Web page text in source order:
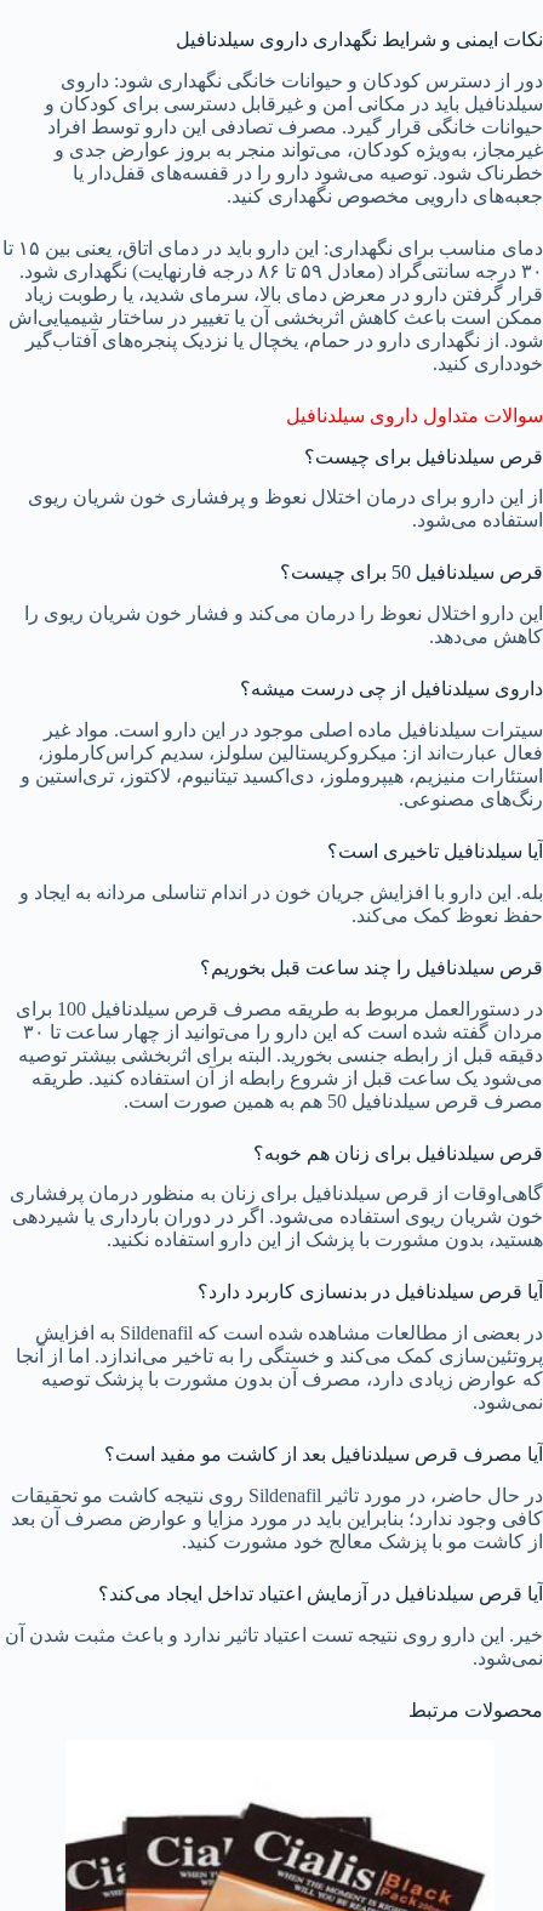
نکات ایمنی و شرایط نگهداری داروی سیلدنافیل
دور از دسترس کودکان و حیوانات خانگی نگهداری شود: داروی
سیلدنافیل باید در مکانی امن و غیرقابل دسترسی برای کودکان و
حیوانات خانگی قرار گیرد. مصرف تصادفی این دارو توسط افراد
غیرمجاز، به‌ویژه کودکان، می‌تواند منجر به بروز عوارض جدی و
خطرناک شود. توصیه می‌شود دارو را در قفسه‌های قفل‌دار یا
جعبه‌های دارویی مخصوص نگهداری کنید.
دمای مناسب برای نگهداری: این دارو باید در دمای اتاق، یعنی بین ۱۵ تا
۳۰ درجه سانتی‌گراد (معادل ۵۹ تا ۸۶ درجه فارنهایت) نگهداری شود.
قرار گرفتن دارو در معرض دمای بالا، سرمای شدید، یا رطوبت زیاد
ممکن است باعث کاهش اثربخشی آن یا تغییر در ساختار شیمیایی‌اش
شود. از نگهداری دارو در حمام، یخچال یا نزدیک پنجره‌های آفتاب‌گیر
خودداری کنید.
سوالات متداول داروی سیلدنافیل
قرص سیلدنافیل برای چیست؟
از این دارو برای درمان اختلال نعوظ و پرفشاری خون شریان ریوی
استفاده می‌شود.
قرص سیلدنافیل 50 برای چیست؟
این دارو اختلال نعوظ را درمان می‌کند و فشار خون شریان ریوی را
کاهش می‌دهد.
داروی سیلدنافیل از چی درست میشه؟
سیترات سیلدنافیل ماده اصلی موجود در این دارو است. مواد غیر
فعال عبارت‌اند از: میکروکریستالین سلولز، سدیم کراس‌کارملوز،
استئارات منیزیم، هیپروملوز، دی‌اکسید تیتانیوم، لاکتوز، تری‌استین و
رنگ‌های مصنوعی.
آیا سیلدنافیل تاخیری است؟
بله. این دارو با افزایش جریان خون در اندام تناسلی مردانه به ایجاد و
حفظ نعوظ کمک می‌کند.
قرص سیلدنافیل را چند ساعت قبل بخوریم؟
در دستورالعمل مربوط به طریقه مصرف قرص سیلدنافیل 100 برای
مردان گفته شده است که این دارو را می‌توانید از چهار ساعت تا ۳۰
دقیقه قبل از رابطه جنسی بخورید. البته برای اثربخشی بیشتر توصیه
می‌شود یک ساعت قبل از شروع رابطه از آن استفاده کنید. طریقه
مصرف قرص سیلدنافیل 50 هم به همین صورت است.
قرص سیلدنافیل برای زنان هم خوبه؟
گاهی‌اوقات از قرص سیلدنافیل برای زنان به منظور درمان پرفشاری
خون شریان ریوی استفاده می‌شود. اگر در دوران بارداری یا شیردهی
هستید، بدون مشورت با پزشک از این دارو استفاده نکنید.
آیا قرص سیلدنافیل در بدنسازی کاربرد دارد؟
در بعضی از مطالعات مشاهده شده است که Sildenafil به افزایش
پروتئین‌سازی کمک می‌کند و خستگی را به تاخیر می‌اندازد. اما از آنجا
که عوارض زیادی دارد، مصرف آن بدون مشورت با پزشک توصیه
نمی‌شود.
آیا مصرف قرص سیلدنافیل بعد از کاشت مو مفید است؟
در حال حاضر، در مورد تاثیر Sildenafil روی نتیجه کاشت مو تحقیقات
کافی وجود ندارد؛ بنابراین باید در مورد مزایا و عوارض مصرف آن بعد
از کاشت مو با پزشک معالج خود مشورت کنید.
آیا قرص سیلدنافیل در آزمایش اعتیاد تداخل ایجاد می‌کند؟
خیر. این دارو روی نتیجه تست اعتیاد تاثیر ندارد و باعث مثبت شدن آن
نمی‌شود.
محصولات مرتبط